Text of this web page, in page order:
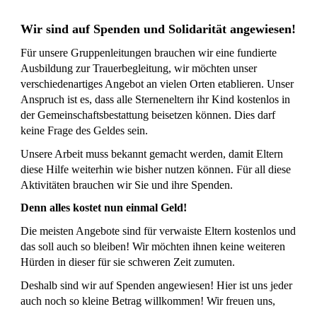
Wir sind auf Spenden und Solidarität angewiesen!
Für unsere Gruppenleitungen brauchen wir eine fundierte
Ausbildung zur Trauerbegleitung, wir möchten unser
verschiedenartiges Angebot an vielen Orten etablieren. Unser
Anspruch ist es, dass alle Sterneneltern ihr Kind kostenlos in
der Gemeinschaftsbestattung beisetzen können. Dies darf
keine Frage des Geldes sein.
Unsere Arbeit muss bekannt gemacht werden, damit Eltern
diese Hilfe weiterhin wie bisher nutzen können. Für all diese
Aktivitäten brauchen wir Sie und ihre Spenden.
Denn alles kostet nun einmal Geld!
Die meisten Angebote sind für verwaiste Eltern kostenlos und
das soll auch so bleiben! Wir möchten ihnen keine weiteren
Hürden in dieser für sie schweren Zeit zumuten.
Deshalb sind wir auf Spenden angewiesen! Hier ist uns jeder
auch noch so kleine Betrag willkommen! Wir freuen uns,